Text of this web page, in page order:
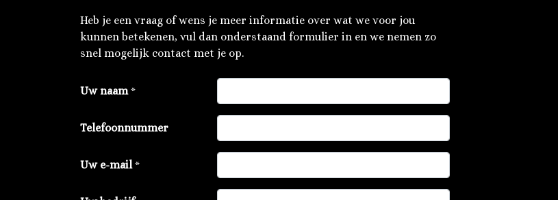
Heb je een vraag of wens je meer informatie over wat we voor jou
kunnen betekenen, vul dan onderstaand formulier in en we nemen zo
snel mogelijk contact met je op.
Uw naam *
Telefoonnummer
Uw e-mail *